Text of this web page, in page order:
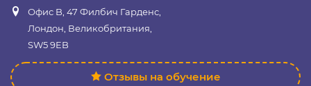
Офис B, 47 Филбич Гарденс,
Лондон, Великобритания,
SW5 9EB
Отзывы на обучение